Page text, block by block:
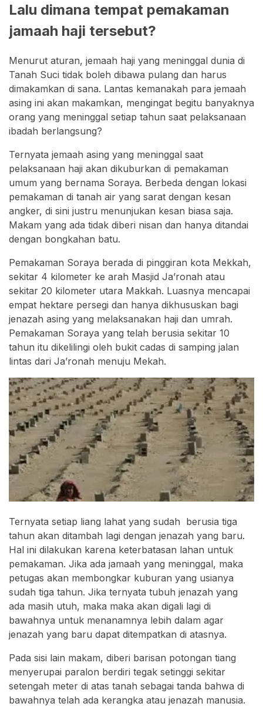
Lalu dimana tempat pemakaman
jamaah haji tersebut?
Menurut aturan, jemaah haji yang meninggal dunia di
Tanah Suci tidak boleh dibawa pulang dan harus
dimakamkan di sana. Lantas kemanakah para jemaah
asing ini akan makamkan, mengingat begitu banyaknya
orang yang meninggal setiap tahun saat pelaksanaan
ibadah berlangsung?
Ternyata jemaah asing yang meninggal saat
pelaksanaan haji akan dikuburkan di pemakaman
umum yang bernama Soraya. Berbeda dengan lokasi
pemakaman di tanah air yang sarat dengan kesan
angker, di sini justru menunjukan kesan biasa saja.
Makam yang ada tidak diberi nisan dan hanya ditandai
dengan bongkahan batu.
Pemakaman Soraya berada di pinggiran kota Mekkah,
sekitar 4 kilometer ke arah Masjid Ja’ronah atau
sekitar 20 kilometer utara Makkah. Luasnya mencapai
empat hektare persegi dan hanya dikhususkan bagi
jenazah asing yang melaksanakan haji dan umrah.
Pemakaman Soraya yang telah berusia sekitar 10
tahun itu dikelilingi oleh bukit cadas di samping jalan
lintas dari Ja’ronah menuju Mekah.
Ternyata setiap liang lahat yang sudah berusia tiga
tahun akan ditambah lagi dengan jenazah yang baru.
Hal ini dilakukan karena keterbatasan lahan untuk
pemakaman. Jika ada jamaah yang meninggal, maka
petugas akan membongkar kuburan yang usianya
sudah tiga tahun. Jika ternyata tubuh jenazah yang
ada masih utuh, maka maka akan digali lagi di
bawahnya untuk menanamnya lebih dalam agar
jenazah yang baru dapat ditempatkan di atasnya.
Pada sisi lain makam, diberi barisan potongan tiang
menyerupai paralon berdiri tegak setinggi sekitar
setengah meter di atas tanah sebagai tanda bahwa di
bawahnya telah ada kerangka atau jenazah manusia.